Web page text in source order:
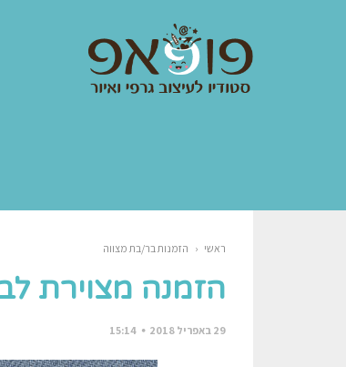
ראשי ‹ הזמנות בר/בת מצווה
הזמנה מצוירת
29 באפריל 2018 15:14